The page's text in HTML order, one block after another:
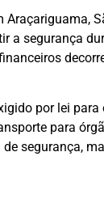
a segurança
por lei
para
segurança,